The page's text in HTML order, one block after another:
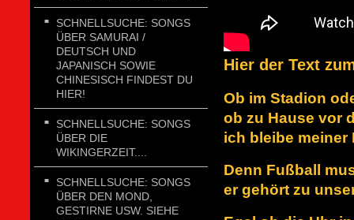
SCHNELLSUCHE: SONGS
ÜBER SAMURAI /
DEUTSCH UND
JAPANISCH SOWIE
CHINESISCH FINDEST DU
HIER!
SCHNELLSUCHE: SONGS
ÜBER DIE
WIKINGERZEIT....
SCHNELLSUCHE: SONGS
ÜBER DEN MOND,
GESTIRNE USW. SIEHE
Hier der Text
Ob im Stadion
ob zu Hause vor
ich bleibe meiner
Denn Fußball
er gehört zu